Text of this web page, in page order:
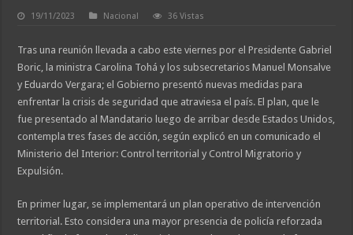
19/11/2023 Nacional 36 Vistas
Tras una reunión llevada a cabo este viernes por el Presidente Gabriel
Boric, la ministra Carolina Tohá y los subsecretarios Manuel Monsalve
y Eduardo Vergara; el Gobierno presentó nuevas medidas para
enfrentar la crisis de seguridad que atraviesa el país. El plan, que le
fue presentado al Mandatario luego de arribar desde Estados Unidos,
contempla tres fases de acción, según explicó en un comunicado el
Ministerio del Interior: Control territorial y Control Migratorio y
Expulsión.
En primer lugar, se implementará un plan operativo de intervención
territorial. Esto considera una mayor presencia de policía reforzada